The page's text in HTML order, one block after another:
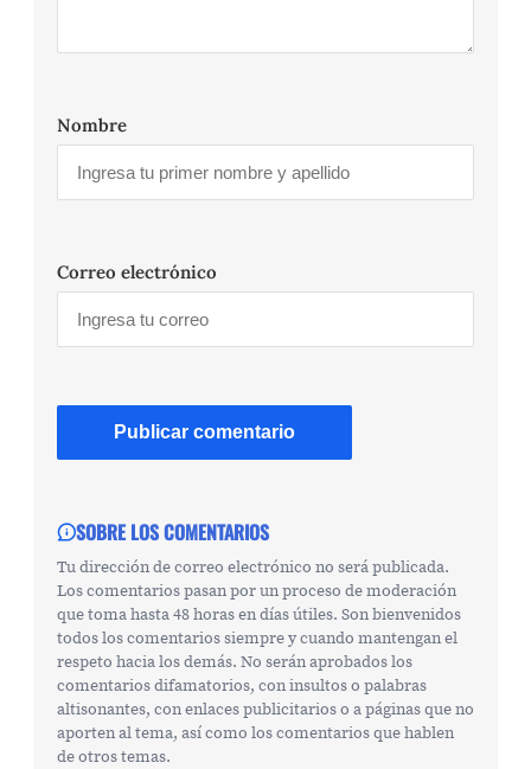
Nombre
Correo electrónico
SOBRE LOS COMENTARIOS
Tu dirección de correo electrónico no será publicada.
Los comentarios pasan por un proceso de moderación
que toma hasta 48 horas en días útiles. Son bienvenidos
todos los comentarios siempre y cuando mantengan el
respeto hacia los demás. No serán aprobados los
comentarios difamatorios, con insultos o palabras
altisonantes, con enlaces publicitarios o a páginas que no
aporten al tema, así como los comentarios que hablen
de otros temas.